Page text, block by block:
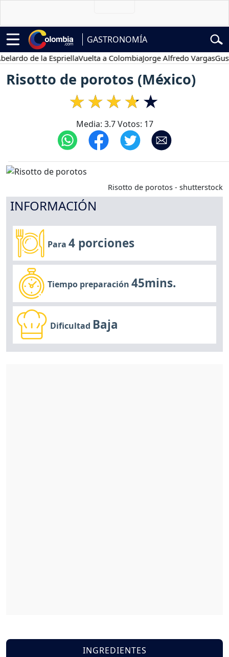
GASTRONOMÍA
de la EspriellaVuelta a ColombiaJorge Alfredo VargasGustavo
Risotto de porotos (México)
Media: 3.7Votos: 17
Risotto de porotos - shutterstock
INFORMACIÓN
Para4 porciones
Tiempo preparación45mins.
Dificultad Baja
INGREDIENTES